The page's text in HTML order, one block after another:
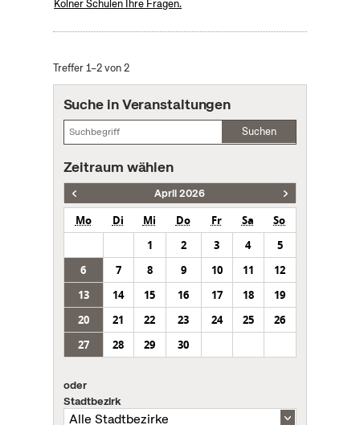
Kölner Schulen Ihre Fragen.
Treffer 1–2 von 2
Suche in Veranstaltungen
Suchen
Zeitraum wählen
April 2026
Mo Di Mi Do Fr Sa
So
1
2 3 4
5
6
7 8 9 10 11
12
13
14 15 16 17 18
19
20
21 22 23 24 25
26
27
28 29 30
oder
Stadtbezirk